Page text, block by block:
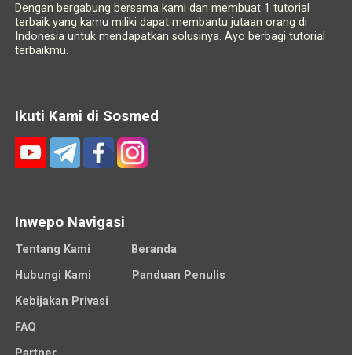
Dengan bergabung bersama kami dan membuat 1 tutorial
terbaik yang kamu miliki dapat membantu jutaan orang di
Indonesia untuk mendapatkan solusinya. Ayo berbagi tutorial
terbaikmu.
Ikuti Kami di Sosmed
Inwepo Navigasi
Tentang Kami
Beranda
Hubungi Kami
Panduan Penulis
Kebijakan Privasi
FAQ